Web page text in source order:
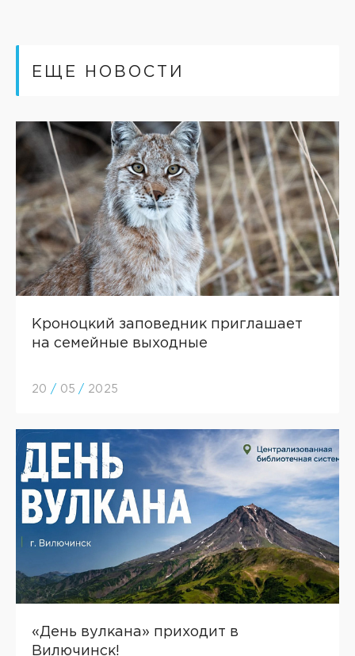
ЕЩЕ НОВОСТИ
Кроноцкий заповедник приглашает
на семейные выходные
20 / 05 / 2025
«День вулкана» приходит в
Вилючинск!